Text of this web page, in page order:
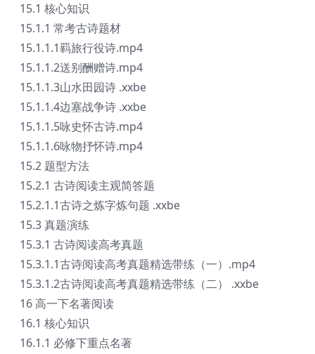
15.1 核心知识
15.1.1 常考古诗题材
15.1.1.1羁旅行役诗.mp4
15.1.1.2送别酬赠诗.mp4
15.1.1.3山水田园诗 .xxbe
15.1.1.4边塞战争诗 .xxbe
15.1.1.5咏史怀古诗.mp4
15.1.1.6咏物抒怀诗.mp4
15.2 题型方法
15.2.1 古诗阅读主观简答题
15.2.1.1古诗之炼字炼句题 .xxbe
15.3 真题演练
15.3.1 古诗阅读高考真题
15.3.1.1古诗阅读高考真题精选带练（一）.mp4
15.3.1.2古诗阅读高考真题精选带练（二） .xxbe
16 高一下名著阅读
16.1 核心知识
16.1.1 必修下重点名著